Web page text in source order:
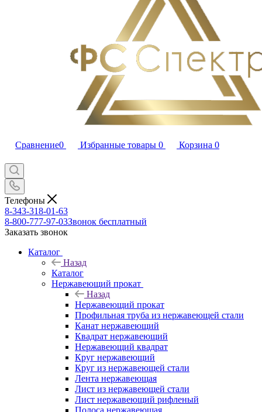
Сравнение0 Избранные товары 0 Корзина 0
Телефоны
8-343-318-01-63
8-800-777-97-03Звонок бесплатный
Заказать звонок
Каталог
Назад
Каталог
Нержавеющий прокат
Назад
Нержавеющий прокат
Профильная труба из нержавеющей стали
Канат нержавеющий
Квадрат нержавеющий
Нержавеющий квадрат
Круг нержавеющий
Круг из нержавеющей стали
Лента нержавеющая
Лист из нержавеющей стали
Лист нержавеющий рифленый
Полоса нержавеющая